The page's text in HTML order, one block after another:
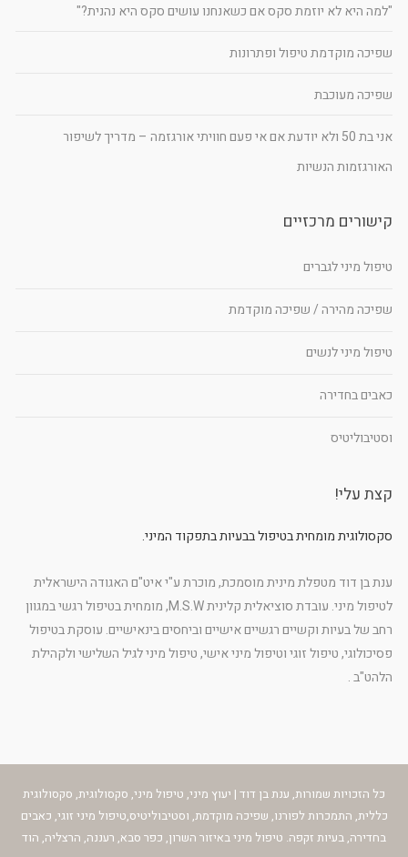
"למה היא לא יוזמת סקס אם כשאנחנו עושים סקס היא נהנית?"
שפיכה מוקדמת טיפול ופתרונות
שפיכה מעוכבת
אני בת 50 ולא יודעת אם אי פעם חוויתי אורגזמה – מדריך לשיפור
האורגזמות הנשיות
קישורים מרכזיים
טיפול מיני לגברים
שפיכה מהירה / שפיכה מוקדמת
טיפול מיני לנשים
כאבים בחדירה
וסטיבוליטיס
קצת עלי!
סקסולוגית מומחית בטיפול בבעיות בתפקוד המיני.
ענת בן דוד מטפלת מינית מוסמכת, מוכרת ע"י איט"ם האגודה הישראלית
לטיפול מיני. עובדת סוציאלית קלינית M.S.W, מומחית בטיפול רגשי במגוון
רחב של בעיות וקשיים רגשיים אישיים וביחסים בינאישיים. עוסקת בטיפול
פסיכולוגי, טיפול זוגי וטיפול מיני אישי, טיפול מיני לגיל השלישי ולקהילת
הלהט"ב .
כל הזכויות שמורות, ענת בן דוד | יעוץ מיני, טיפול מיני, סקסולוגית, סקסולוגית
כללית, התמכרות לפורנו, שפיכה מוקדמת, וסטיבוליטיס,טיפול מיני זוגי, כאבים
בחדירה, בעיות זקפה. טיפול מיני באיזור השרון, כפר סבא, רעננה, הרצליה, הוד